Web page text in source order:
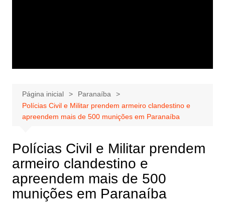
Página inicial
Paranaíba
Polícias Civil e Militar prendem armeiro clandestino e
apreendem mais de 500 munições em Paranaíba
Polícias Civil e Militar prendem
armeiro clandestino e
apreendem mais de 500
munições em Paranaíba